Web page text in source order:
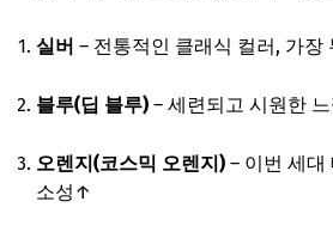
실버 – 전통적인 클래식 컬러, 가장
블루(딥 블루) – 세련되고 시원한
오렌지(코스믹 오렌지) – 이번 세대
소성↑